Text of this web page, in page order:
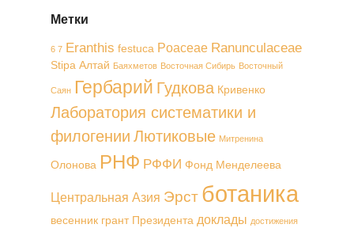
Метки
6 7 Eranthis festuca Poaceae Ranunculaceae
Stipa Алтай Баяхметов Восточная Сибирь Восточный
Саян Гербарий Гудкова Кривенко
Лаборатория систематики и
филогении Лютиковые Митренина
Олонова РНФ РФФИ Фонд Менделеева
Центральная Азия Эрст ботаника
весенник грант Президента доклады достижения